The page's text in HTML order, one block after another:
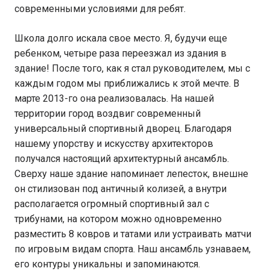
современными условиями для ребят.
Школа долго искала свое место. Я, будучи еще
ребенком, четыре раза переезжал из здания в
здание! После того, как я стал руководителем, мы с
каждым годом мы приближались к этой мечте. В
марте 2013-го она реализовалась. На нашей
территории город воздвиг современный
универсальный спортивный дворец. Благодаря
нашему упорству и искусству архитекторов
получался настоящий архитектурный ансамбль.
Сверху наше здание напоминает лепесток, внешне
он стилизован под античный колизей, а внутри
располагается огромный спортивный зал с
трибунами, на котором можно одновременно
разместить 8 ковров и татами или устраивать матчи
по игровым видам спорта. Наш ансамбль узнаваем,
его контуры уникальны и запоминаются.